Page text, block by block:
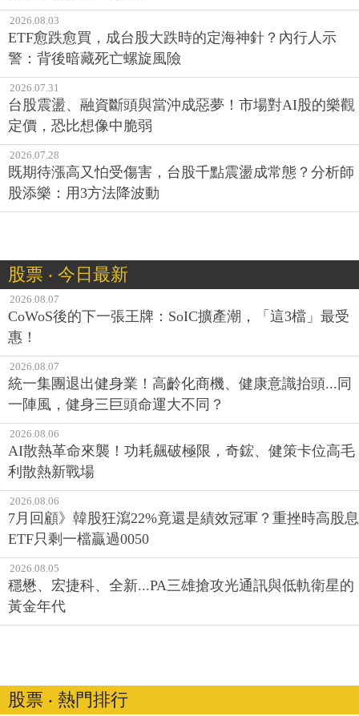
2026.08.03
ETF愈跌愈買，成台股大跌時的定海神針？內行人示
警：背後暗藏死亡螺旋風險
2026.07.31
台股震盪、融資斷頭與當沖成惡夢！市場對AI股的樂觀
定價，恐比想像中脆弱
2026.07.28
既期待漲高又怕受傷害，台股千點震盪成常態？分析師
股添樂：用3方法降波動
股票 ‧ 今日最新
2026.08.07
CoWoS後的下一張王牌：SoIC擴產潮，「這3檔」最受
惠！
2026.08.07
統一集團退出健身業！高齡化商機、健康意識抬頭...同
一陣風，健身三巨頭命運大不同？
2026.08.06
AI散熱革命來襲！功耗飆破極限，奇鋐、健策卡位高毛
利散熱新戰場
2026.08.06
7月回顧》韓股狂瀉22%竟還是績效冠軍？重挫時高股息
ETF只剩一檔贏過0050
2026.08.05
穩懋、宏捷科、全新...PA三雄搶攻光通訊與低軌衛星的
黃金年代
股票 ‧ 熱門排行